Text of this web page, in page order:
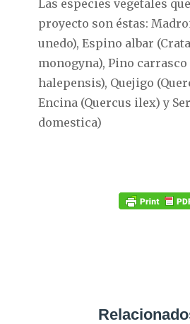
Las especies vegetales
proyecto son éstas:
unedo), Espino albar
monogyna), Pino carrasco
halepensis), Quejigo
Encina (Quercus ilex) y
domestica)